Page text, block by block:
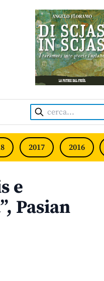
• INDEPENDENT
Cerca:
2017 2016
e
Pasian